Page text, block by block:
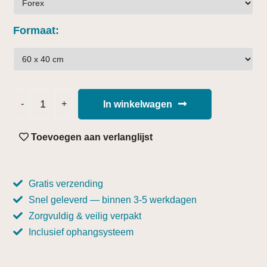
Formaat
In winkelwagen
Toevoegen aan verlanglijst
Gratis verzending
Snel geleverd — binnen 3-5 werkdagen
Zorgvuldig & veilig verpakt
Inclusief ophangsysteem